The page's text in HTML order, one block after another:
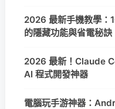
2026 最新手機教學
的隱藏功能與省電秘訣
2026 最新！Claude
AI 程式開發神器
電腦玩手游神器：